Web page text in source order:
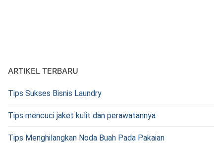
ARTIKEL TERBARU
Tips Sukses Bisnis Laundry
Tips mencuci jaket kulit dan perawatannya
Tips Menghilangkan Noda Buah Pada Pakaian